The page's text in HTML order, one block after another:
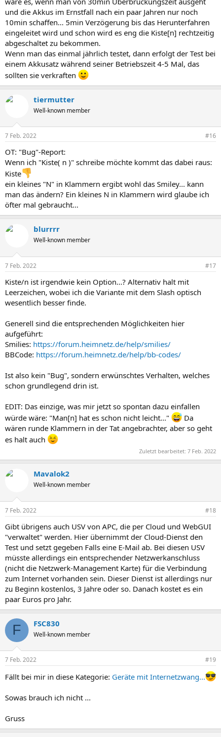
und die Akkus im Ernstfall nach ein paar Jahren nur noch
10min schaffen... 5min Verzögerung bis das Herunterfahren
eingeleitet wird und schon wird es eng die Kiste[n] rechtzeitig
abgeschaltet zu bekommen.
Wenn man das einmal jährlich testet, dann erfolgt der Test bei
einem Akkusatz während seiner Betriebszeit 4-5 Mal, das
sollten sie verkraften
tiermutter
Well-known member
7 Feb. 2022 #16
OT: "Bug"-Report:
Wenn ich "Kiste( n )" schreibe möchte kommt das dabei raus:
Kiste
ein kleines "N" in Klammern ergibt wohl das Smiley... kann
man das ändern? Ein kleines N in Klammern wird glaube ich
öfter mal gebraucht...
blurrrr
Well-known member
7 Feb. 2022 #17
Kiste/n ist irgendwie kein Option...? Alternativ halt mit
Leerzeichen, wobei ich die Variante mit dem Slash optisch
wesentlich besser finde.
Generell sind die entsprechenden Möglichkeiten hier
aufgeführt:
Smilies: https://forum.heimnetz.de/help/smilies/
BBCode: https://forum.heimnetz.de/help/bb-codes/
Ist also kein "Bug", sondern erwünschtes Verhalten, welches
schon grundlegend drin ist.
EDIT: Das einzige, was mir jetzt so spontan dazu einfallen
würde wäre: "Man[n] hat es schon nicht leicht..."
Da
wären runde Klammern in der Tat angebrachter, aber so geht
es halt auch
Zuletzt bearbeitet: 7 Feb. 2022
Mavalok2
Well-known member
7 Feb. 2022 #18
Gibt übrigens auch USV von APC, die per Cloud und WebGUI
"verwaltet" werden. Hier übernimmt der Cloud-Dienst den
Test und setzt gegeben Falls eine E-Mail ab. Bei diesen USV
müsste allerdings ein entsprechender Netzwerkanschluss
(nicht die Netzwerk-Management Karte) für die Verbindung
zum Internet vorhanden sein. Dieser Dienst ist allerdings nur
zu Beginn kostenlos, 3 Jahre oder so. Danach kostet es ein
paar Euros pro Jahr.
F FSC830
Well-known member
7 Feb. 2022 #19
Fällt bei mir in diese Kategorie: Geräte mit Internetzwang...
Sowas brauch ich nicht ...
Gruss